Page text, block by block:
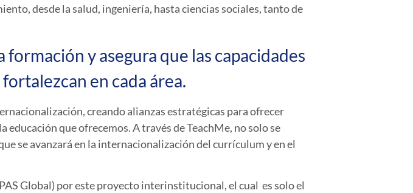
desde la salud, ingeniería, hasta ciencias sociales, tanto de
y asegura que las capacidades
en cada área.
creando alianzas estratégicas para ofrecer
educación que ofrecemos. A través deTeachMe, no solo se
se avanzará en la internacionalización del currículum y en el
Global) por este proyecto interinstitucional, el cual es solo el